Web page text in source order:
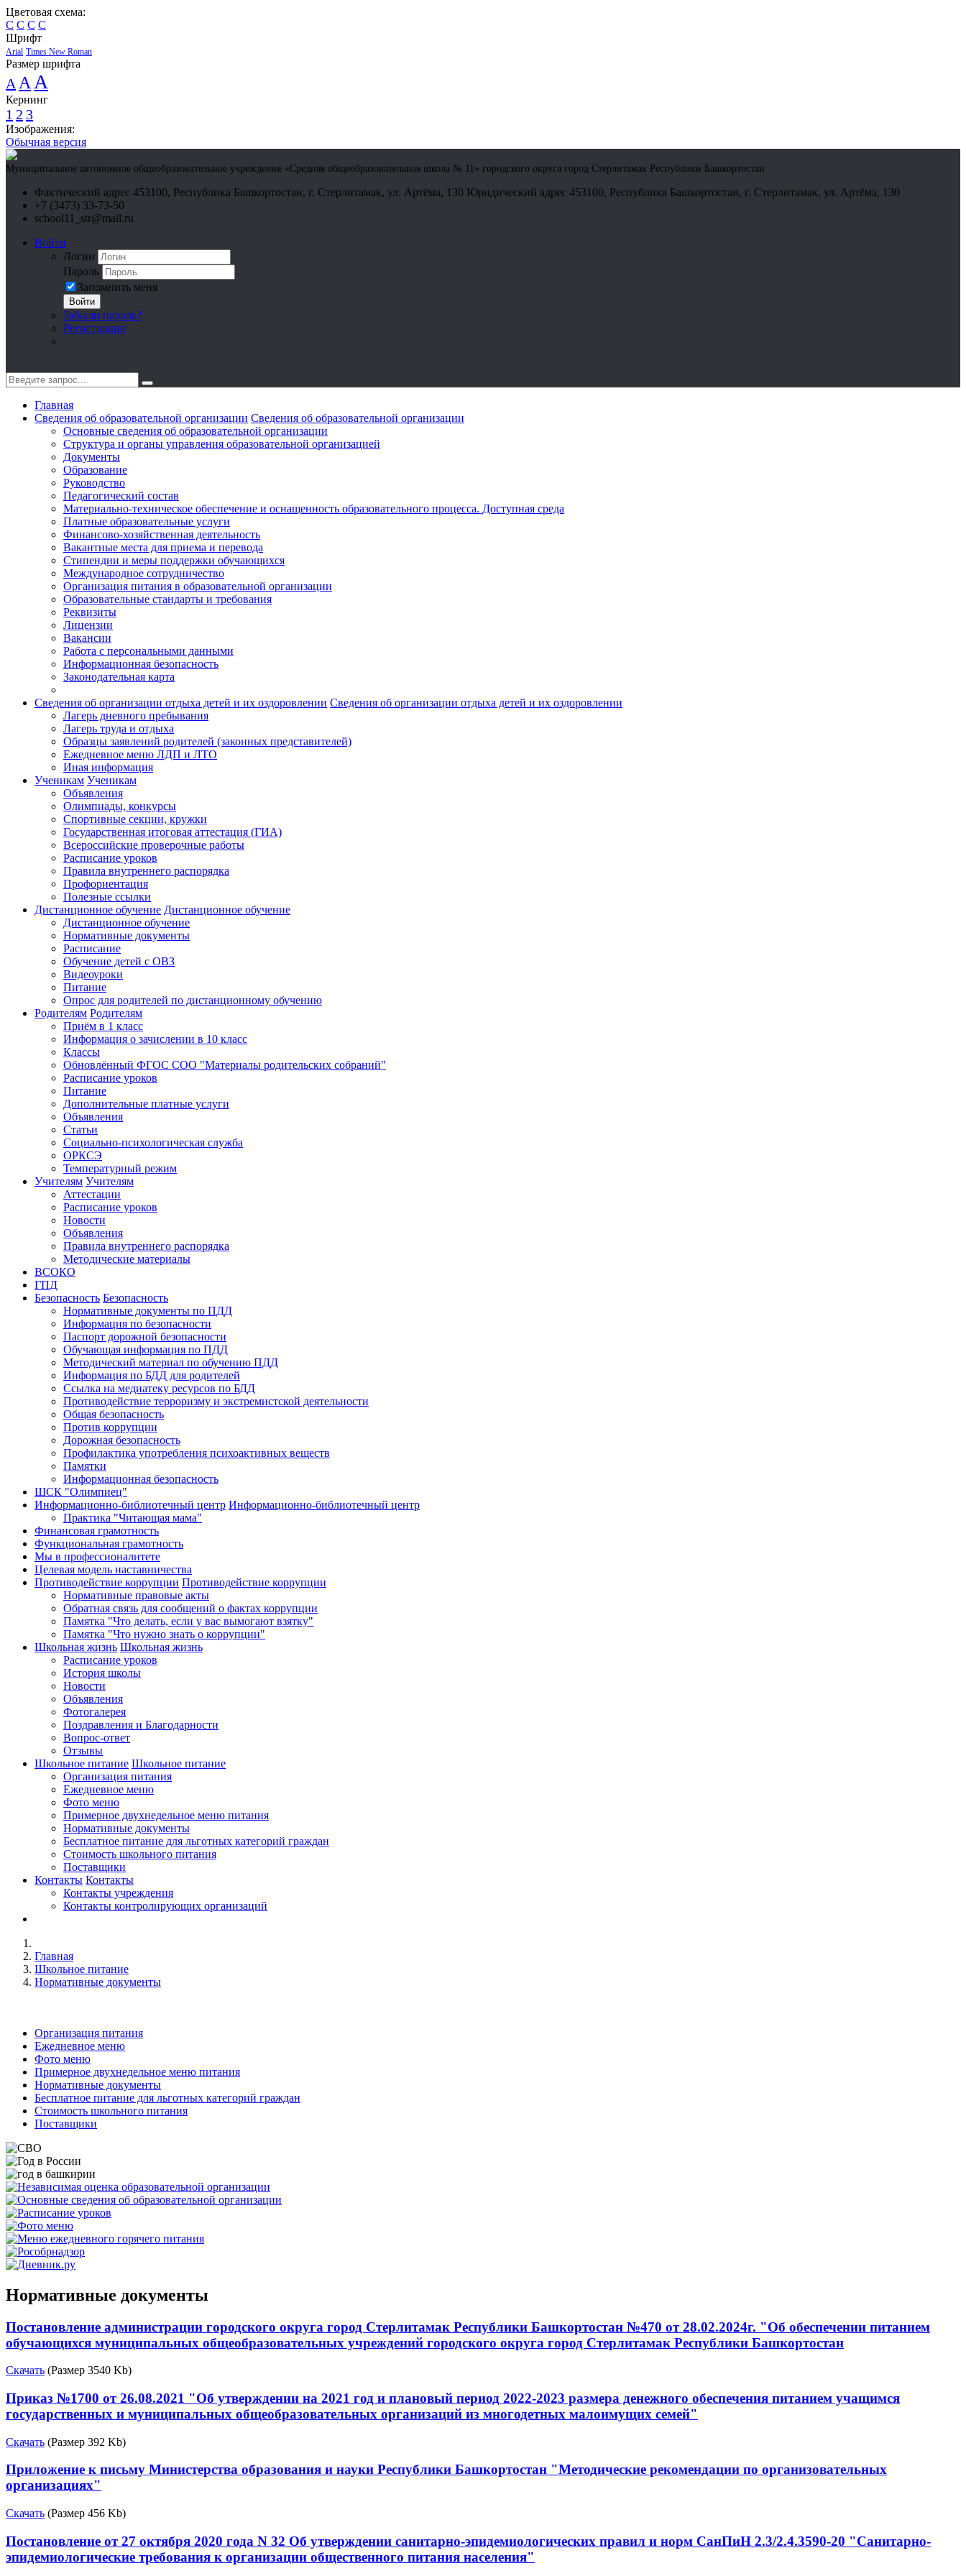
Цветовая схема:
C C C C
Шрифт
Arial Times New Roman
Размер шрифта
A A A
Кернинг
1 2 3
Изображения:
Обычная версия
Муниципальное автономное общеобразовательное учреждение «Средняя общеобразовательная школа № 11» городского округа город Стерлитамак Республики Башкортостан
Фактический адрес 453100, Республика Башкортостан, г. Стерлитамак, ул. Артёма, 130 Юридический адрес 453100, Республика Башкортостан, г. Стерлитамак, ул. Артёма, 130
+7 (3473) 33-73-50
school11_str@mail.ru
Войти
Логин
Пароль
Запомнить меня
Войти
Забыли пароль?
Регистрация
Главная
Сведения об образовательной организации Сведения об образовательной организации
Основные сведения об образовательной организации
Структура и органы управления образовательной организацией
Документы
Образование
Руководство
Педагогический состав
Материально-техническое обеспечение и оснащенность образовательного процесса. Доступная среда
Платные образовательные услуги
Финансово-хозяйственная деятельность
Вакантные места для приема и перевода
Стипендии и меры поддержки обучающихся
Международное сотрудничество
Организация питания в образовательной организации
Образовательные стандарты и требования
Реквизиты
Лицензии
Вакансии
Работа с персональными данными
Информационная безопасность
Законодательная карта
Сведения об организации отдыха детей и их оздоровлении Сведения об организации отдыха детей и их оздоровлении
Лагерь дневного пребывания
Лагерь труда и отдыха
Образцы заявлений родителей (законных представителей)
Ежедневное меню ЛДП и ЛТО
Иная информация
Ученикам Ученикам
Объявления
Олимпиады, конкурсы
Спортивные секции, кружки
Государственная итоговая аттестация (ГИА)
Всероссийские проверочные работы
Расписание уроков
Правила внутреннего распорядка
Профориентация
Полезные ссылки
Дистанционное обучение Дистанционное обучение
Дистанционное обучение
Нормативные документы
Расписание
Обучение детей с ОВЗ
Видеоуроки
Питание
Опрос для родителей по дистанционному обучению
Родителям Родителям
Приём в 1 класс
Информация о зачислении в 10 класс
Классы
Обновлённый ФГОС СОО "Материалы родительских собраний"
Расписание уроков
Питание
Дополнительные платные услуги
Объявления
Статьи
Социально-психологическая служба
ОРКСЭ
Температурный режим
Учителям Учителям
Аттестации
Расписание уроков
Новости
Объявления
Правила внутреннего распорядка
Методические материалы
ВСОКО
ГПД
Безопасность Безопасность
Нормативные документы по ПДД
Информация по безопасности
Паспорт дорожной безопасности
Обучающая информация по ПДД
Методический материал по обучению ПДД
Информация по БДД для родителей
Ссылка на медиатеку ресурсов по БДД
Противодействие терроризму и экстремистской деятельности
Общая безопасность
Против коррупции
Дорожная безопасность
Профилактика употребления психоактивных веществ
Памятки
Информационная безопасность
ШСК "Олимпиец"
Информационно-библиотечный центр Информационно-библиотечный центр
Практика "Читающая мама"
Финансовая грамотность
Функциональная грамотность
Мы в профессионалитете
Целевая модель наставничества
Противодействие коррупции Противодействие коррупции
Нормативные правовые акты
Обратная связь для сообщений о фактах коррупции
Памятка "Что делать, если у вас вымогают взятку"
Памятка "Что нужно знать о коррупции"
Школьная жизнь Школьная жизнь
Расписание уроков
История школы
Новости
Объявления
Фотогалерея
Поздравления и Благодарности
Вопрос-ответ
Отзывы
Школьное питание Школьное питание
Организация питания
Ежедневное меню
Фото меню
Примерное двухнедельное меню питания
Нормативные документы
Бесплатное питание для льготных категорий граждан
Стоимость школьного питания
Поставщики
Контакты Контакты
Контакты учреждения
Контакты контролирующих организаций
Главная
Школьное питание
Нормативные документы
Организация питания
Ежедневное меню
Фото меню
Примерное двухнедельное меню питания
Нормативные документы
Бесплатное питание для льготных категорий граждан
Стоимость школьного питания
Поставщики
Нормативные документы
Постановление администрации городского округа город Стерлитамак Республики Башкортостан №470 от 28.02.2024г. "Об обеспечении питанием
обучающихся муниципальных общеобразовательных учреждений городского округа город Стерлитамак Республики Башкортостан
Скачать (Размер 3540 Kb)
Приказ №1700 от 26.08.2021 "Об утверждении на 2021 год и плановый период 2022-2023 размера денежного обеспечения питанием учащимся
государственных и муниципальных общеобразовательных организаций из многодетных малоимущих семей"
Скачать (Размер 392 Kb)
Приложение к письму Министерства образования и науки Республики Башкортостан "Методические рекомендации по организовательных
организациях"
Скачать (Размер 456 Kb)
Постановление от 27 октября 2020 года N 32 Об утверждении санитарно-эпидемиологических правил и норм СанПиН 2.3/2.4.3590-20 "Санитарно-
эпидемиологические требования к организации общественного питания населения"